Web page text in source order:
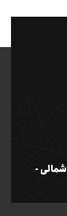
بازار آهن شاد آباد - بلوک ۱۴ شمالی -